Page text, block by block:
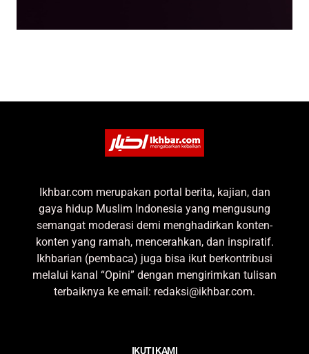
Ikhbar.com merupakan portal berita, kajian, dan
gaya hidup Muslim Indonesia yang mengusung
semangat moderasi demi menghadirkan konten-
konten yang ramah, mencerahkan, dan inspiratif.
Ikhbarian (pembaca) juga bisa ikut berkontribusi
melalui kanal “Opini” dengan mengirimkan tulisan
terbaiknya ke email: redaksi@ikhbar.com.
IKUTI KAMI